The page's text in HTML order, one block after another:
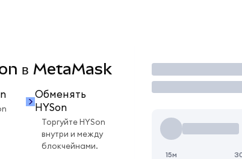
в MetaMask
Обменять
HYSon
Торгуйте HYSon
внутри и между
блокчейнами.
Торговать
15м